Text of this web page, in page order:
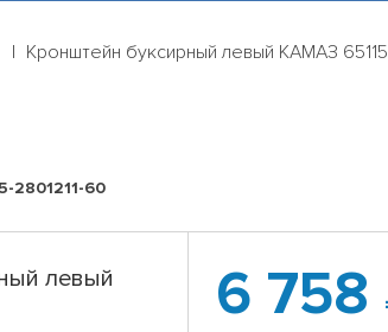
Кронштейн буксирный левый КАМАЗ 65115
2801211-60
левый
6 758